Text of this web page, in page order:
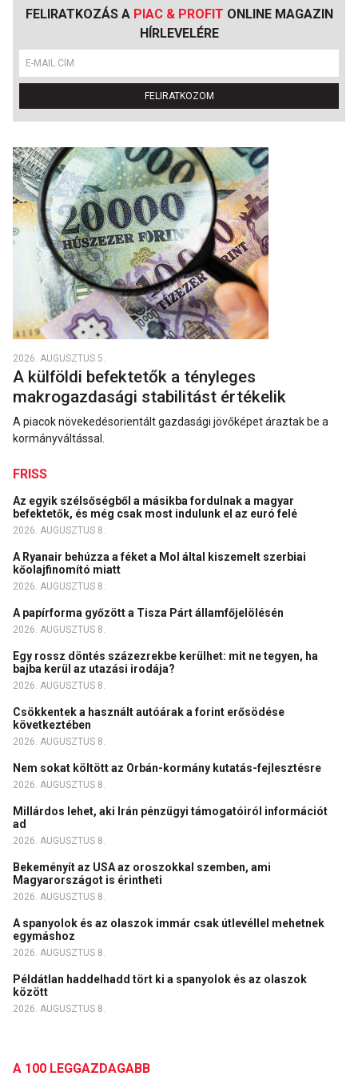
FELIRATKOZÁS A PIAC & PROFIT ONLINE MAGAZIN
HÍRLEVELÉRE
FELIRATKOZOM
2026. AUGUSZTUS 5.
A külföldi befektetők a tényleges
makrogazdasági stabilitást értékelik
A piacok növekedésorientált gazdasági jövőképet áraztak be a
kormányváltással.
FRISS
Az egyik szélsőségből a másikba fordulnak a magyar
befektetők, és még csak most indulunk el az euró felé
2026. AUGUSZTUS 8.
A Ryanair behúzza a féket a Mol által kiszemelt szerbiai
kőolajfinomító miatt
2026. AUGUSZTUS 8.
A papírforma győzött a Tisza Párt államfőjelölésén
2026. AUGUSZTUS 8.
Egy rossz döntés százezrekbe kerülhet: mit ne tegyen, ha
bajba kerül az utazási irodája?
2026. AUGUSZTUS 8.
Csökkentek a használt autóárak a forint erősödése
következtében
2026. AUGUSZTUS 8.
Nem sokat költött az Orbán-kormány kutatás-fejlesztésre
2026. AUGUSZTUS 8.
Millárdos lehet, aki Irán pénzügyi támogatóiról információt
ad
2026. AUGUSZTUS 8.
Bekeményít az USA az oroszokkal szemben, ami
Magyarországot is érintheti
2026. AUGUSZTUS 8.
A spanyolok és az olaszok immár csak útlevéllel mehetnek
egymáshoz
2026. AUGUSZTUS 8.
Példátlan haddelhadd tört ki a spanyolok és az olaszok
között
2026. AUGUSZTUS 8.
A 100 LEGGAZDAGABB